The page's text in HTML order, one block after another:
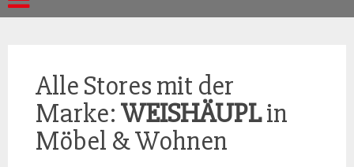
Alle Stores mit der
Marke:WEISHÄUPLin
Möbel & Wohnen